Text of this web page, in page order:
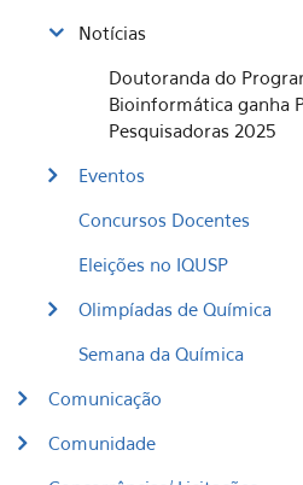
Notícias
Doutoranda do
Bioinformática ganha
Pesquisadoras 2025
Eventos
Concursos Docentes
Eleições no IQUSP
Olimpíadas de Química
Semana da Química
Comunicação
Comunidade